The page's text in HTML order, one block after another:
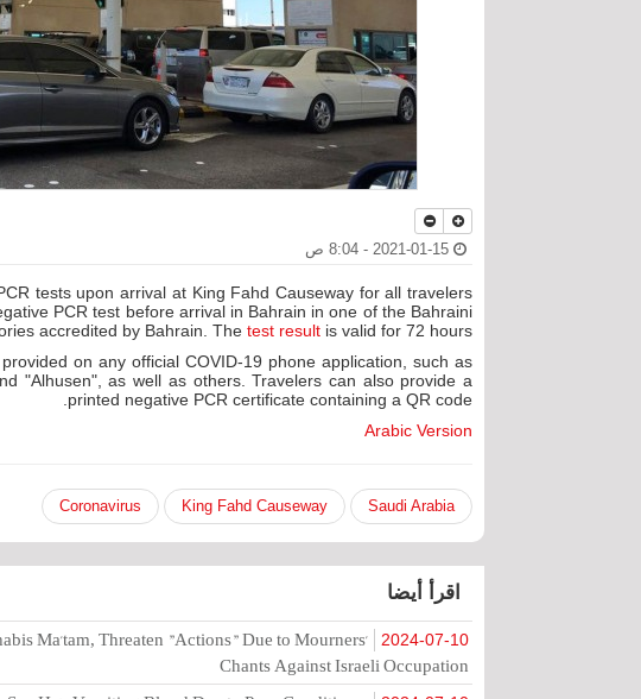
tests upon arrival at King Fahd Causeway for all travelers
PCR test before arrival in Bahrain in one of the Bahraini
accredited by Bahrain. The test result is valid for 72 hours.
on any official COVID-19 phone application, such as
"Alhusen", as well as others. Travelers can also provide a
printed negative PCR certificate containing a QR code.
Arabic Version
Saudi Arabia
King Fahd Causeway
Coronavirus
اقرأ أيضا
2024-07-10
Ma'tam, Threaten "Actions" Due to Mourners'
Chants Against Israeli Occupation